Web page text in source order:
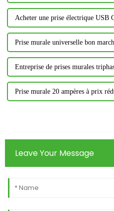
Acheter une prise électrique USB
Prise murale universelle bon
Entreprise de prises murales
Prise murale 20 ampères à prix
Leave Your Message